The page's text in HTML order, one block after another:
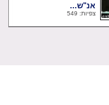
אנ"ש...
צפיות: 549